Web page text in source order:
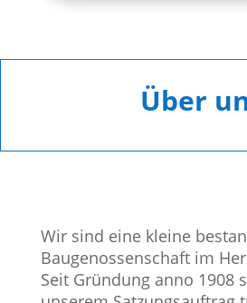
Über
Wir sind eine kleine
Baugenossenschaft im
Seit Gründung anno 1908